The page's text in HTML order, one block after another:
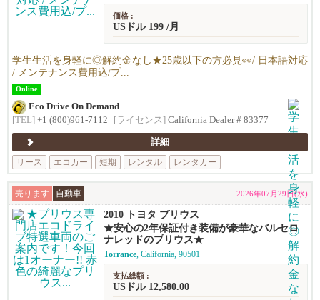
価格 :
USドル 199 /月
学生生活を身軽に◎解約金なし★25歳以下の方必見👀/ 日本語対応
/ メンテナンス費用込/プ...
Online
Eco Drive On Demand
[TEL] +1 (800)961-7112 [ライセンス] California Dealer # 83377
詳細
リース
エコカー 短期 レンタル レンタカー
売ります 自動車 2026年07月29日(水)
2010 トヨタ プリウス
★安心の2年保証付き装備が豪華なバルセロ
ナレッドのプリウス★
Torrance, California, 90501
支払総額 :
USドル 12,580.00